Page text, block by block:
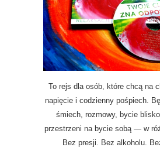
To rejs dla osób, które chcą na
napięcie i codzienny pośpiech.
śmiech, rozmowy, bycie
przestrzeni na bycie sobą — w
Bez presji. Bez alkoholu.